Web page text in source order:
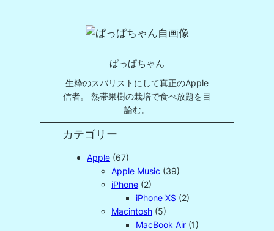
ぱっぱちゃん
生粋のスバリストにして真正のApple
信者。 熱帯果樹の栽培で食べ放題を目
論む。
カテゴリー
Apple (67)
Apple Music (39)
iPhone (2)
iPhone XS (2)
Macintosh (5)
MacBook Air (1)